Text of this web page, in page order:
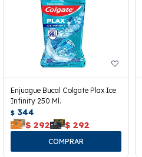
Enjuague Bucal Colgate Plax Ice
Infinity 250 Ml.
$ 344
$ 292 $ 292